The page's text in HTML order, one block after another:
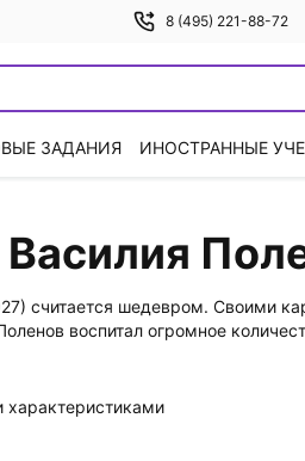
8 (495) 221-88-72
ЗАДАНИЯ ИНОСТРАННЫЕ
считается шедевром. Своими
воспитал огромное
характеристиками